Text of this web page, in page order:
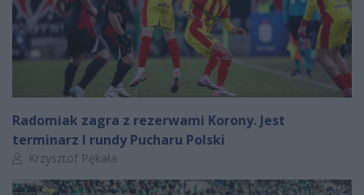
Radomiak zagra z rezerwami Korony. Jest
terminarz I rundy Pucharu Polski
Autor artykułu:
Krzysztof Pękała